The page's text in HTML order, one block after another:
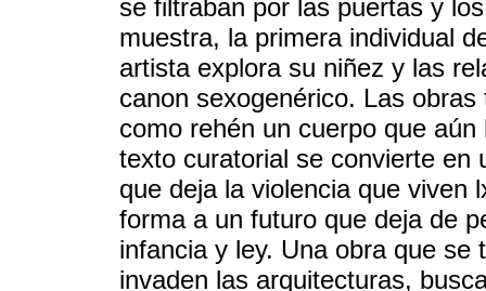
se filtraban por las puertas y
muestra, la primera individual
artista explora su niñez y las
canon sexogenérico. Las
como rehén un cuerpo que
texto curatorial se convierte en
que deja la violencia que viven
forma a un futuro que deja de
infancia y ley. Una obra que
invaden las arquitecturas,